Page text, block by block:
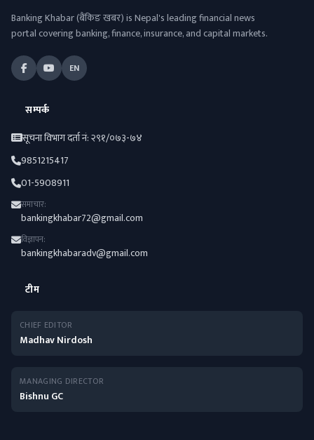
Banking Khabar (बैंकिङ खबर) is Nepal's leading financial news
portal covering banking, finance, insurance, and capital markets.
EN
सम्पर्क
सूचना विभाग दर्ता नं: २९१/०७३-७४
9851215417
01-5908911
समाचार:
bankingkhabar72@gmail.com
विज्ञापन:
bankingkhabaradv@gmail.com
टीम
CHIEF EDITOR
Madhav Nirdosh
MANAGING DIRECTOR
Bishnu GC